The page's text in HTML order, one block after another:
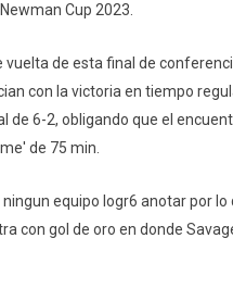
Cup 2023.
vuelta de esta final de
con la victoria en tiempo
de 6-2, obligando que el
de 75 min.
equipo logr6 anotar por lo
con gol de oro en donde